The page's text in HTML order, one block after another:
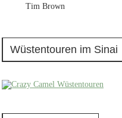
Tim Brown
Wüstentouren im Sinai